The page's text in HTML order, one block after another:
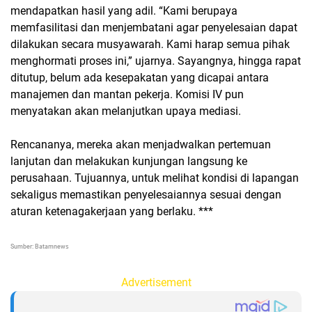
mendapatkan hasil yang adil. “Kami berupaya
memfasilitasi dan menjembatani agar penyelesaian dapat
dilakukan secara musyawarah. Kami harap semua pihak
menghormati proses ini,” ujarnya. Sayangnya, hingga rapat
ditutup, belum ada kesepakatan yang dicapai antara
manajemen dan mantan pekerja. Komisi IV pun
menyatakan akan melanjutkan upaya mediasi.
Rencananya, mereka akan menjadwalkan pertemuan
lanjutan dan melakukan kunjungan langsung ke
perusahaan. Tujuannya, untuk melihat kondisi di lapangan
sekaligus memastikan penyelesaiannya sesuai dengan
aturan ketenagakerjaan yang berlaku. ***
Sumber: Batamnews
Advertisement